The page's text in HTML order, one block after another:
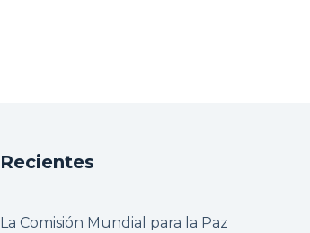
Recientes
La Comisión Mundial para la Paz